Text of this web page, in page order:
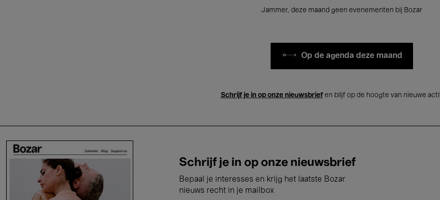
Jammer, deze maand geen evenementen bij Bozar
Op de agenda deze maand
Schrijf je in op onze nieuwsbriefen blijf op de hoogte van nieuwe
Schrijf je in op onze nieuwsbrief
Bepaal je interesses en krijg het laatste Bozar
nieuws recht in je mailbox